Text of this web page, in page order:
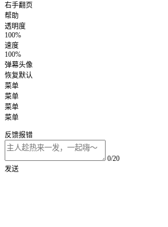
右手翻页
帮助
透明度
100%
速度
100%
弹幕头像
恢复默认
菜单
菜单
菜单
菜单
反馈报错
0/20
发送